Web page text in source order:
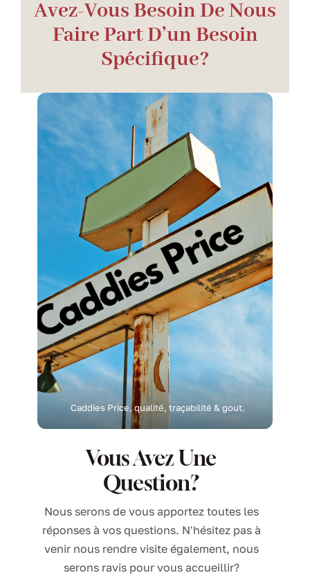
Avez-Vous Besoin De Nous
Faire Part D’un Besoin
Spécifique?
Vous Avez Une
Question?
Nous serons de vous apportez toutes les
réponses à vos questions. N'hésitez pas à
venir nous rendre visite également, nous
serons ravis pour vous accueillir?
Caddies Price, qualité, traçabilité & gout.